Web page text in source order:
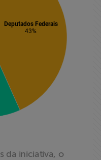
da iniciativa, o